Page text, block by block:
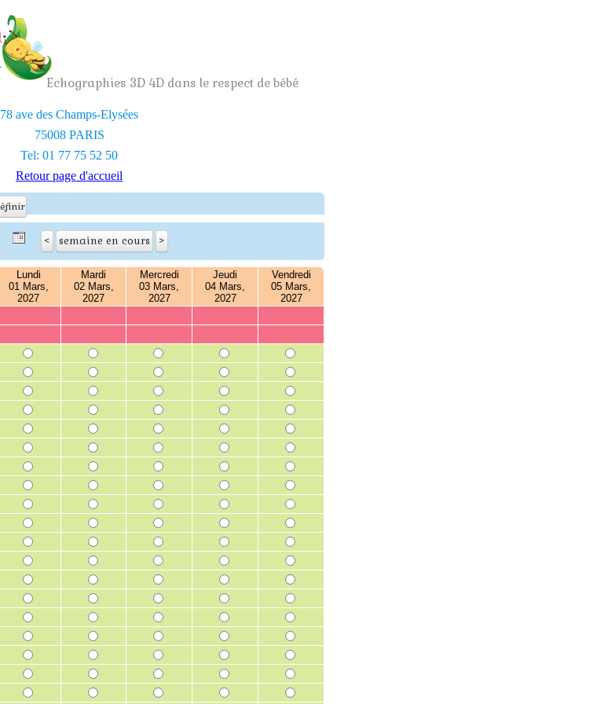
Echographies 3D 4D dans le respect de bébé
78 ave des Champs-Elysées
75008 PARIS
Tel: 01 77 75 52 50
Retour page d'accueil
Lundi
01 Mars,
2027
Mardi
02 Mars,
2027
Mercredi
03 Mars,
2027
Jeudi
04 Mars,
2027
Vendredi
05 Mars,
2027